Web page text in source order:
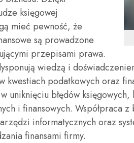
księgowej
mieć pewność, że
są prowadzone
przepisami prawa.
wiedzą i
kwestiach podatkowych oraz
uniknięciu błędów
i finansowych. Współpraca
informatycznych oraz
finansami firmy.